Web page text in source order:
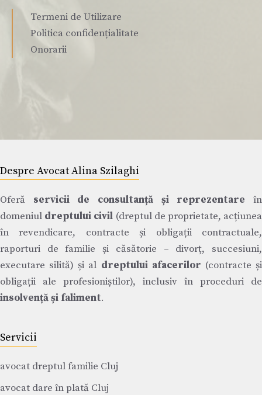
Termeni de Utilizare
Politica confidențialitate
Onorarii
Despre Avocat Alina Szilaghi
Oferă servicii de consultanță și reprezentare în
domeniul dreptului civil (dreptul de proprietate, acțiunea
în revendicare, contracte și obligații contractuale,
raporturi de familie și căsătorie – divorț, succesiuni,
executare silită) și al dreptului afacerilor (contracte și
obligații ale profesioniștilor), inclusiv în proceduri de
insolvență și faliment.
Servicii
avocat dreptul familie Cluj
avocat dare în plată Cluj